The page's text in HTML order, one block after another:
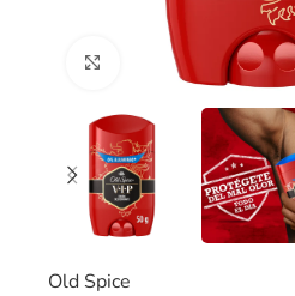
Clic para ampliar
Old Spice